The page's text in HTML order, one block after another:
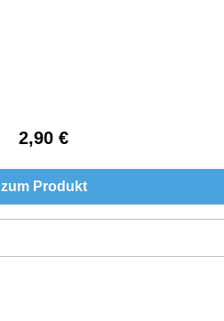
Regulärer Preis:
2,90 €
zum Produkt